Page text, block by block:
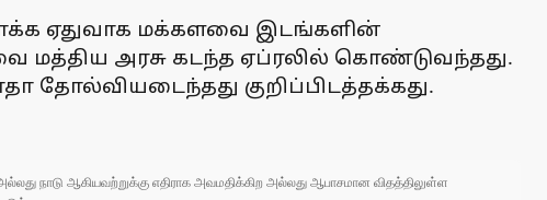
ஏதுவாக மக்களவை இடங்களின்
அரசு கடந்த ஏப்ரலில் கொண்டுவந்தது.
குறிப்பிடத்தக்கது.
நாடு ஆகியவற்றுக்கு எதிராக அவமதிக்கிற அல்லது ஆபாசமான விதத்திலுள்ள